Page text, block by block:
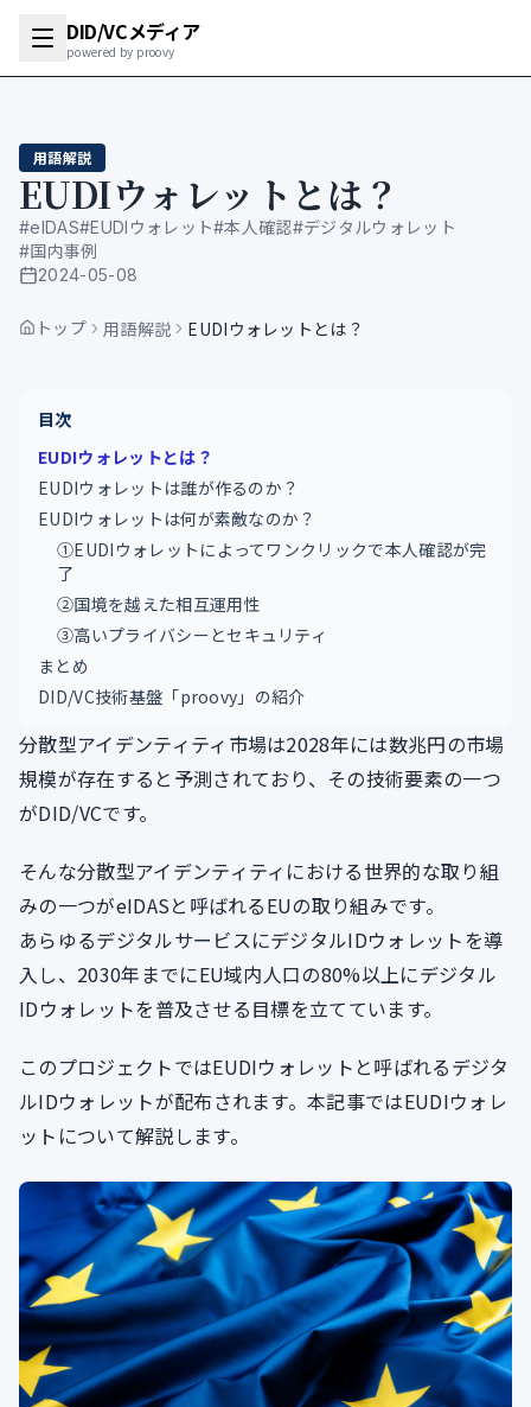
DID/VCメディア
powered by proovy
用語解説
EUDIウォレットとは？
#eIDAS#EUDIウォレット#本人確認#デジタルウォレット
#国内事例
公開日
2024-05-08
トップ 用語解説 EUDIウォレットとは？
目次
EUDIウォレットとは？
EUDIウォレットは誰が作るのか？
EUDIウォレットは何が素敵なのか？
①EUDIウォレットによってワンクリックで本人確認が完
了
②国境を越えた相互運用性
③高いプライバシーとセキュリティ
まとめ
DID/VC技術基盤「proovy」の紹介
分散型アイデンティティ市場は2028年には数兆円の市場
規模が存在すると予測されており、その技術要素の一つ
がDID/VCです。
そんな分散型アイデンティティにおける世界的な取り組
みの一つがeIDASと呼ばれるEUの取り組みです。
あらゆるデジタルサービスにデジタルIDウォレットを導
入し、2030年までにEU域内人口の80%以上にデジタル
IDウォレットを普及させる目標を立てています。
このプロジェクトではEUDIウォレットと呼ばれるデジタ
ルIDウォレットが配布されます。本記事ではEUDIウォレ
ットについて解説します。